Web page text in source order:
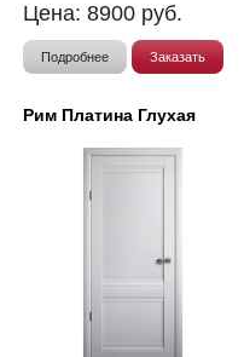
Цена: 8900 руб.
Подробнее Заказать
Рим Платина Глухая